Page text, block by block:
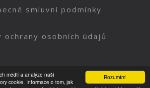
Rozumím!
médií a analýze naší
cookie. Informace o tom, jak
smluvní podmínky
ochrany osobních údajů
Nahoru